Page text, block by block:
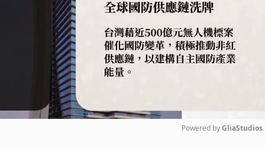
Powered by GliaStudios